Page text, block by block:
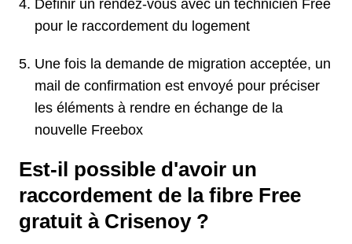
Définir un rendez-vous avec un technicien Free
pour le raccordement du logement
Une fois la demande de migration acceptée, un
mail de confirmation est envoyé pour préciser
les éléments à rendre en échange de la
nouvelle Freebox
Est-il possible d'avoir un
raccordement de la fibre Free
gratuit à Crisenoy ?